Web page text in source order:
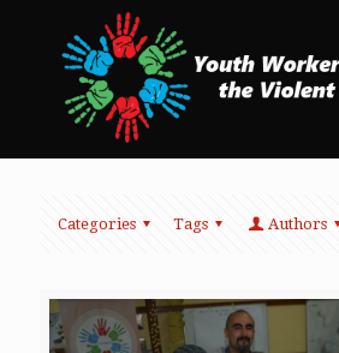
Categories Tags Authors